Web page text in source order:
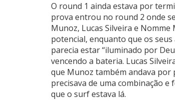
O round 1 ainda estava por
prova entrou no round 2 onde
Munoz, Lucas Silveira e Nomme
potencial, enquanto que os
parecia estar “iluminado por
vencendo a bateria. Lucas
que Munoz também andava
precisava de uma combinação
que o surf estava lá.